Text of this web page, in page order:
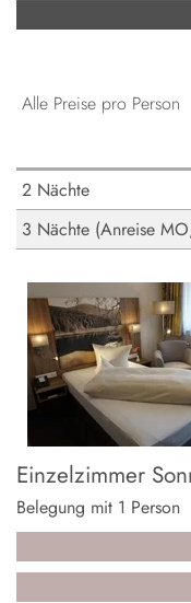
Alle Preise pro Person
2 Nächte
3 Nächte (Anreise
Einzelzimmer
Belegung mit 1 Person